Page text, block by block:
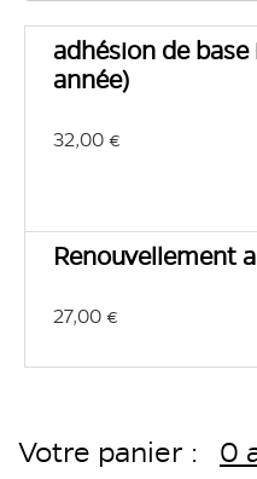
adhésion de
année)
32,00 €
Renouvellement
27,00 €
Votre panier : 0